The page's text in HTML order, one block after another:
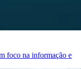
foco na informação e